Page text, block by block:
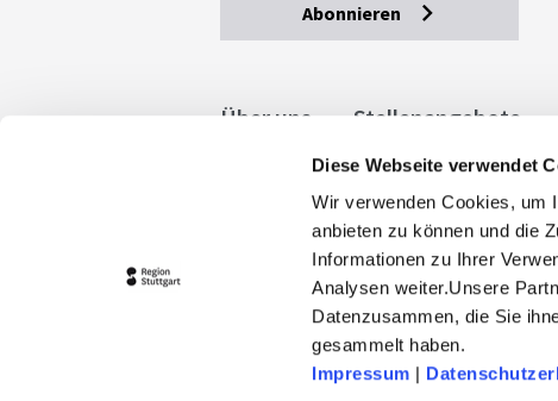
Diese Webseite verwendet
Wir verwenden Cookies, um
anbieten zu können und die
Informationen zu Ihrer
Analysen weiter.Unsere
Datenzusammen, die Sie
gesammelt haben.
Impressum |
Abonnieren
Über uns Stellenangebote
Allgemeine
stuttgart.de
Barrierefreiheit
© 2026 Stuttgart-Marketing